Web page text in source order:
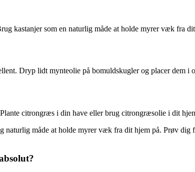
kastanjer som en naturlig måde at holde myrer væk fra
Dryp lidt mynteolie på bomuldskugler og placer dem i
citrongræs i din have eller brug citrongræsolie i dit
naturlig måde at holde myrer væk fra dit hjem på. Prøv